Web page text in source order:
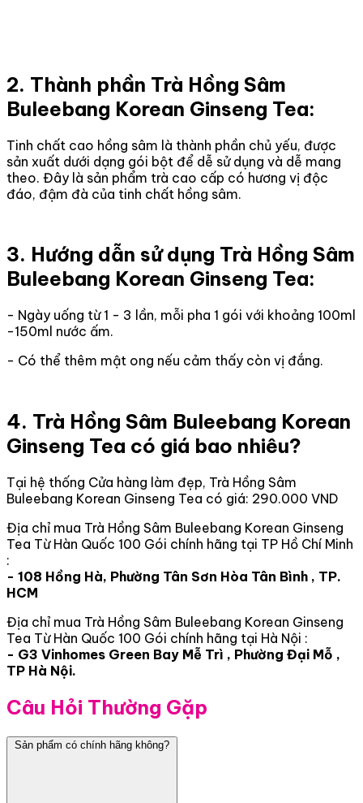
2. Thành phần Trà Hồng Sâm
Buleebang Korean Ginseng Tea:
Tinh chất cao hồng sâm là thành phần chủ yếu, được
sản xuất dưới dạng gói bột để dễ sử dụng và dễ mang
theo. Đây là sản phẩm trà cao cấp có hương vị độc
đáo, đậm đà của tinh chất hồng sâm.
3. Hướng dẫn sử dụng Trà Hồng Sâm
Buleebang Korean Ginseng Tea:
- Ngày uống từ 1 - 3 lần, mỗi pha 1 gói với khoảng 100ml
-150ml nước ấm.
- Có thể thêm mật ong nếu cảm thấy còn vị đắng.
4. Trà Hồng Sâm Buleebang Korean
Ginseng Tea có giá bao nhiêu?
Tại hệ thống Cửa hàng làm đẹp, Trà Hồng Sâm
Buleebang Korean Ginseng Tea có giá: 290.000 VND
Địa chỉ mua Trà Hồng Sâm Buleebang Korean Ginseng
Tea Từ Hàn Quốc 100 Gói chính hãng tại TP Hồ Chí Minh
:
- 108 Hồng Hà, Phường Tân Sơn Hòa Tân Bình , TP.
HCM
Địa chỉ mua Trà Hồng Sâm Buleebang Korean Ginseng
Tea Từ Hàn Quốc 100 Gói chính hãng tại Hà Nội :
- G3 Vinhomes Green Bay Mễ Trì , Phường Đại Mỗ ,
TP Hà Nội.
Câu Hỏi Thường Gặp
Sản phẩm có chính hãng không?